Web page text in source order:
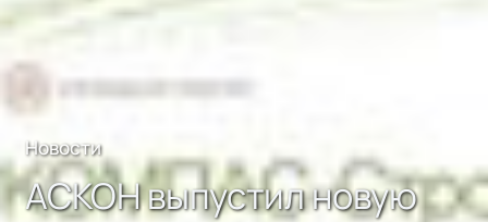
Новости
АСКОН выпустил новую